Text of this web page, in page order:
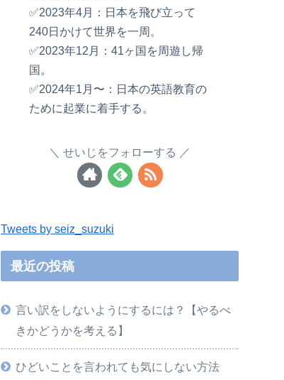
✅2023年4月：日本を飛び立って
240日かけて世界を一周。
✅2023年12月：41ヶ国を周遊し帰
国。
✅2024年1月〜：日本の英語教育の
ために起業に着手する。
せいじをフォローする
Tweets by seiz_suzuki
最近の投稿
言い訳をしないようにするには？【やるべ
きかどうかを考える】
ひどいことを言われても気にしない方法